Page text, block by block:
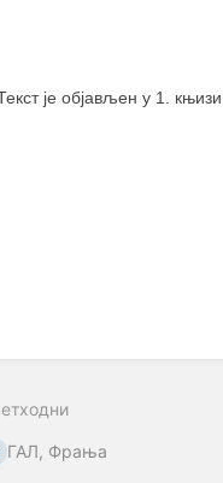
је објављен у 1.
ГАЛ, Фрања